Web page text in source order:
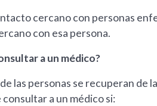
cercano con personas
con esa persona.
a un médico?
las personas se recuperan de
a un médico si: